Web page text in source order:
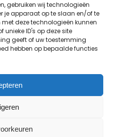
gebruiken wij technologieën
je apparaat op te slaan en/of te
deze technologieën kunnen
ID's op deze site
geeft of uw toestemming
hebben op bepaalde functies
Benelux - Onderdeel